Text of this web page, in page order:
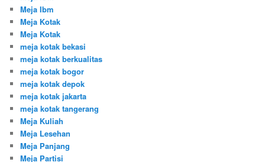
Meja Ibm
Meja Kotak
Meja Kotak
meja kotak bekasi
meja kotak berkualitas
meja kotak bogor
meja kotak depok
meja kotak jakarta
meja kotak tangerang
Meja Kuliah
Meja Lesehan
Meja Panjang
Meja Partisi